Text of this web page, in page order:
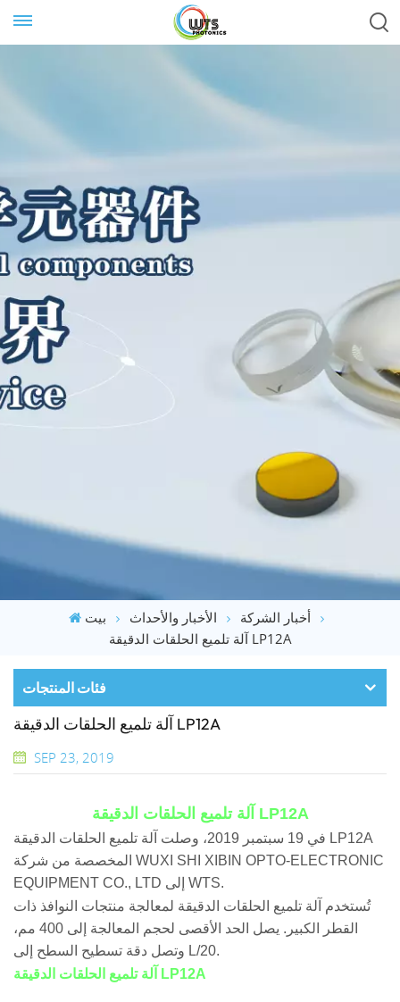
بيت الأخبار والأحداث
أخبار الشركة
آلة تلميع الحلقات الدقيقة LP12A
فئات المنتجات
آلة تلميع الحلقات الدقيقة LP12A
SEP 23, 2019
آلة تلميع الحلقات الدقيقة LP12A
في 19 سبتمبر 2019، وصلت آلة تلميع الحلقات الدقيقة LP12A
المخصصة من شركة WUXI SHI XIBIN OPTO-ELECTRONIC
EQUIPMENT CO., LTD إلى WTS.
تُستخدم آلة تلميع الحلقات الدقيقة لمعالجة منتجات النوافذ ذات
القطر الكبير. يصل الحد الأقصى لحجم المعالجة إلى 400 مم،
وتصل دقة تسطيح السطح إلى L/20.
آلة تلميع الحلقات الدقيقة LP12A